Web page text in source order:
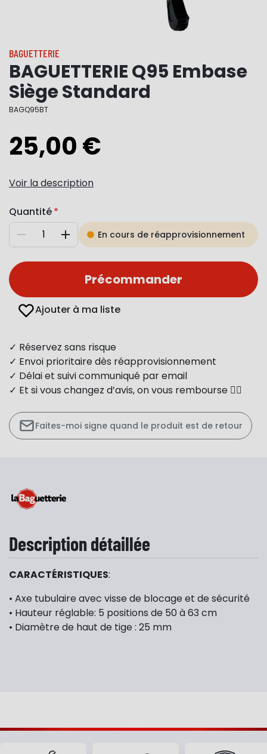
BAGUETTERIE
BAGUETTERIE Q95 Embase
Siège Standard
BAGQ95BT
25,00 €
Voir la description
Quantité
Diminuer AugmenterEn cours de réapprovisionnement
Précommander
Ajouter à ma liste
✓ Réservez sans risque
✓ Envoi prioritaire dès réapprovisionnement
✓ Délai et suivi communiqué par email
✓ Et si vous changez d’avis, on vous rembourse 👍🏻
Faites-moi signe quand le produit est de retour
Description détaillée
CARACTÉRISTIQUES:
​• Axe tubulaire avec visse de blocage et de sécurité
​• Hauteur réglable: 5 positions de 50 à 63 cm
• Diamètre de haut de tige : 25 mm